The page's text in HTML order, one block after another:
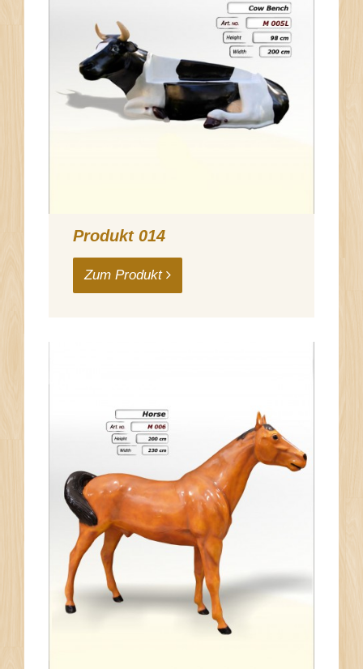
Produkt 014
Zum Produkt